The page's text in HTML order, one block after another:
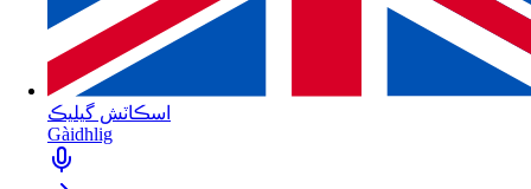
اسڪاٽش گيليڪ
Gàidhlig